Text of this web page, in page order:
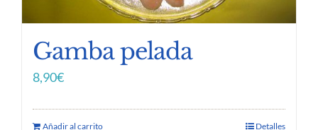
Gamba pelada
8,90€
Añadir al carrito Detalles